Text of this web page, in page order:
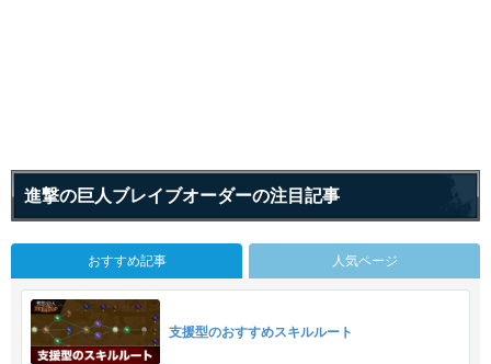
進撃の巨人ブレイブオーダーの注目記事
おすすめ記事 人気ページ
支援型のおすすめスキルルート